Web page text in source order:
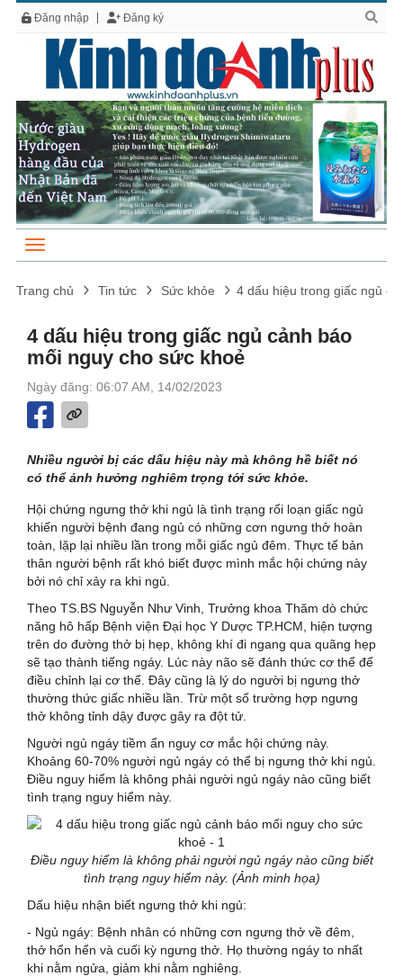
Đăng nhập Đăng ký
Trang chủ Tin tức Sức khỏe 4 dấu hiệu trong giấc ngủ
4 dấu hiệu trong giấc ngủ cảnh báo
mối nguy cho sức khoẻ
Ngày đăng: 06:07 AM, 14/02/2023
Nhiều người bị các dấu hiệu này mà không hề biết nó
có thể ảnh hưởng nghiêm trọng tới sức khỏe.
Hội chứng ngưng thở khi ngủ là tình trạng rối loạn giấc ngủ
khiến người bệnh đang ngủ có những cơn ngưng thở hoàn
toàn, lặp lại nhiều lần trong mỗi giấc ngủ đêm. Thực tế bản
thân người bệnh rất khó biết được mình mắc hội chứng này
bởi nó chỉ xảy ra khi ngủ.
Theo TS.BS Nguyễn Như Vinh, Trưởng khoa Thăm dò chức
năng hô hấp Bệnh viện Đại học Y Dược TP.HCM, hiện tượng
trên do đường thở bị hẹp, không khí đi ngang qua quãng hẹp
sẽ tạo thành tiếng ngáy. Lúc này não sẽ đánh thức cơ thể để
điều chỉnh lại cơ thể. Đây cũng là lý do người bị ngưng thở
thường thức giấc nhiều lần. Trừ một số trường hợp ngưng
thở không tỉnh dậy được gây ra đột tử.
Người ngủ ngáy tiềm ẩn nguy cơ mắc hội chứng này.
Khoảng 60-70% người ngủ ngáy có thể bị ngưng thở khi ngủ.
Điều nguy hiểm là không phải người ngủ ngáy nào cũng biết
tình trạng nguy hiểm này.
Điều nguy hiểm là không phải người ngủ ngáy nào cũng biết
tình trạng nguy hiểm này. (Ảnh minh họa)
Dấu hiệu nhận biết ngưng thở khi ngủ:
- Ngủ ngáy: Bệnh nhân có những cơn ngưng thở về đêm,
thở hổn hển và cuối kỳ ngưng thở. Họ thường ngáy to nhất
khi nằm ngửa, giảm khi nằm nghiêng.